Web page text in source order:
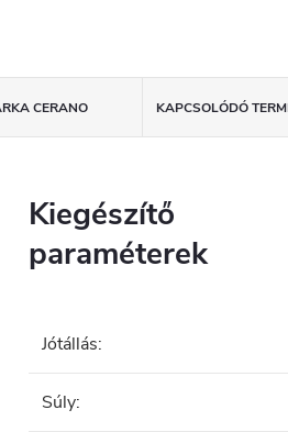
CERANO KAPCSOLÓDÓ
Kiegészítő
paraméterek
Jótállás:
Súly: